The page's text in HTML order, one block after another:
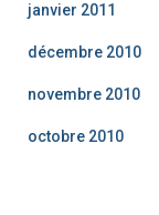
janvier 2011
décembre 2010
novembre 2010
octobre 2010